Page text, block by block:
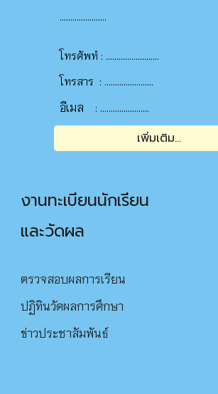
โทรศัพทํ :
โทรสาร : .......................
อีเมล
:
เพิ่มเติม...
งานทะเบียนนักเรียน
และวัดผล
ตรวจสอบผลการเรียน
ปฏิทินวัดผลการศึกษา
ข่าวประชาสัมพันธ์